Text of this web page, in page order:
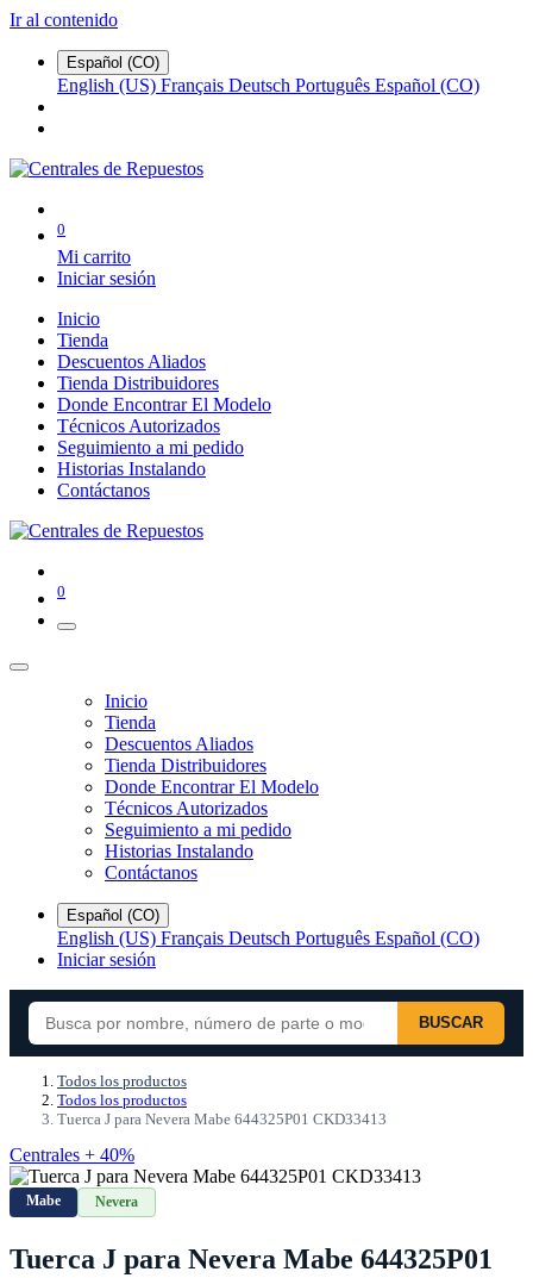
Ir al contenido
Español (CO)
English (US) Français Deutsch Português Español (CO)
0
Mi carrito
Iniciar sesión
Inicio
Tienda
Descuentos Aliados
Tienda Distribuidores
Donde Encontrar El Modelo
Técnicos Autorizados
Seguimiento a mi pedido
Historias Instalando
Contáctanos
0
Inicio
Tienda
Descuentos Aliados
Tienda Distribuidores
Donde Encontrar El Modelo
Técnicos Autorizados
Seguimiento a mi pedido
Historias Instalando
Contáctanos
Español (CO)
English (US) Français Deutsch Português Español (CO)
Iniciar sesión
BUSCAR
Todos los productos
Todos los productos
Tuerca J para Nevera Mabe 644325P01 CKD33413
Centrales + 40%
Mabe Nevera
Tuerca J para Nevera Mabe 644325P01